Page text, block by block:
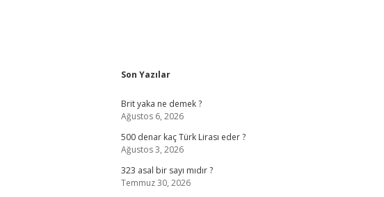
Sidebar
Son Yazılar
Brit yaka ne demek ?
Ağustos 6, 2026
500 denar kaç Türk Lirası eder ?
Ağustos 3, 2026
323 asal bir sayı mıdır ?
Temmuz 30, 2026